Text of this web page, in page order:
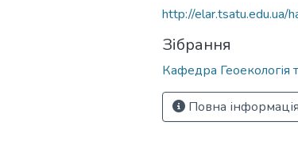
http://
Зібрання
Кафедра Геоекологія
Повна